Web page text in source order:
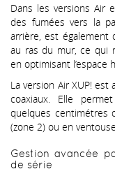
Dans les versions Air
des fumées vers la
arrière, est également
au ras du mur, ce qui
en optimisant l’espace
La version Air XUP!
coaxiaux. Elle
quelques centimétres
(zone 2) ou en
Gestion avancée
de série